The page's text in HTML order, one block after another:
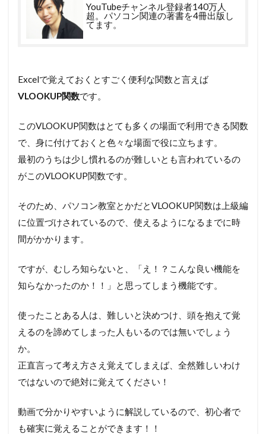
YouTubeチャンネル登録者140万人
超。パソコン関連の著書を4冊出版し
てます。
Excelで覚えておくとすごく便利な関数と言えば
VLOOKUP関数です。
このVLOOKUP関数はとても多くの場面で利用できる関数
で、身に付けておくと色々な場面で役に立ちます。
最初のうちは少し慣れるのが難しいとも言われているの
がこのVLOOKUP関数です。
そのため、パソコン教室とかだとVLOOKUP関数は上級編
に位置づけされているので、使えるようになるまでに時
間がかかります。
ですが、むしろ知らないと、「え！？こんな良い機能を
知らなかったのか！！」と思ってしまう機能です。
使ったことある人は、難しいと決めつけ、頭を抱えて覚
えるのを諦めてしまった人もいるのでは無いでしょう
か。
正直言って考え方さえ覚えてしまえば、全然難しいわけ
ではないので絶対に覚えてください！
動画で分かりやすいように解説しているので、初心者で
も確実に覚えることができます！！